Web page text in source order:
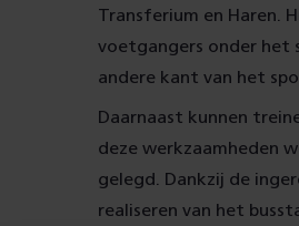
Transferium en Haren.
voetgangers onder het
andere kant van het
Daarnaast kunnen
deze werkzaamheden
gelegd. Dankzij de
realiseren van het